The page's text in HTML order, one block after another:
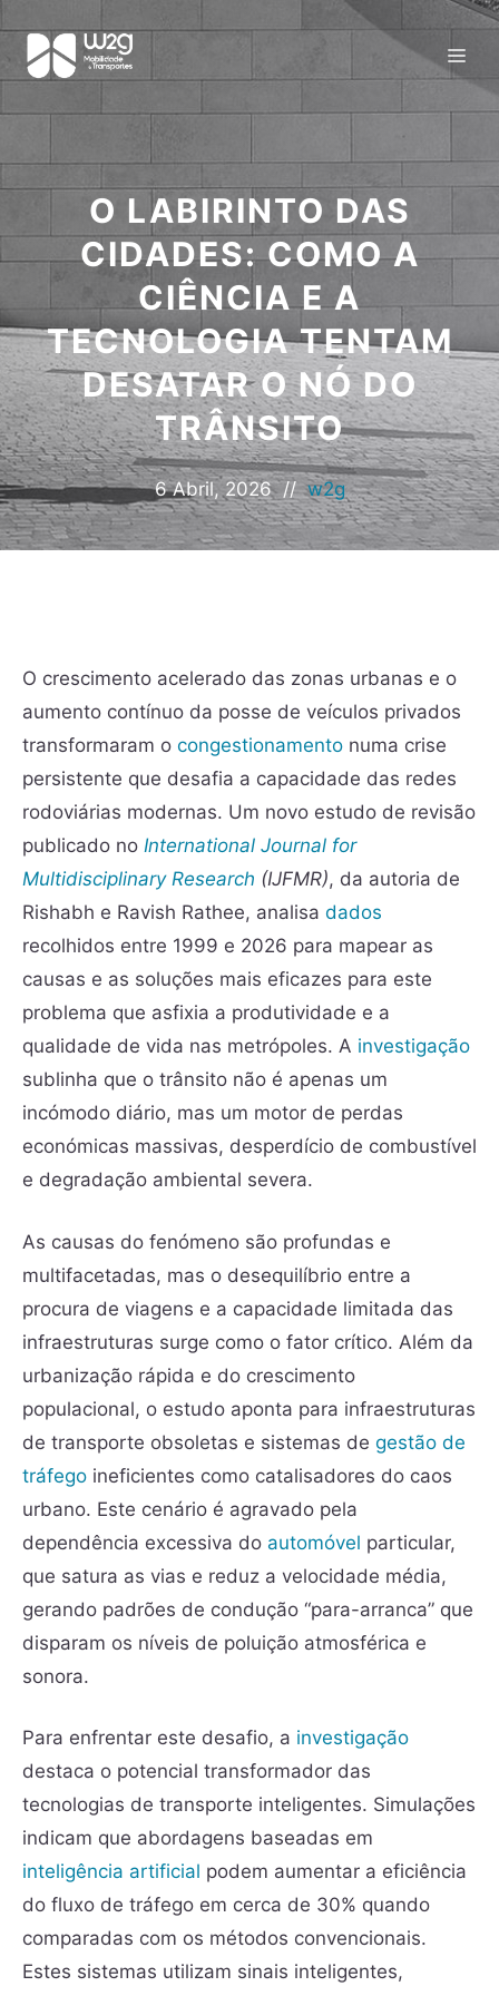
O LABIRINTO DAS
CIDADES: COMO A
CIÊNCIA E A
TECNOLOGIA TENTAM
DESATAR O NÓ DO
TRÂNSITO
6 Abril, 2026 // w2g
O crescimento acelerado das zonas urbanas e o
aumento contínuo da posse de veículos privados
transformaram o congestionamento numa crise
persistente que desafia a capacidade das redes
rodoviárias modernas. Um novo estudo de revisão
publicado no International Journal for
Multidisciplinary Research (IJFMR), da autoria de
Rishabh e Ravish Rathee, analisa dados
recolhidos entre 1999 e 2026 para mapear as
causas e as soluções mais eficazes para este
problema que asfixia a produtividade e a
qualidade de vida nas metrópoles. A investigação
sublinha que o trânsito não é apenas um
incómodo diário, mas um motor de perdas
económicas massivas, desperdício de combustível
e degradação ambiental severa.
As causas do fenómeno são profundas e
multifacetadas, mas o desequilíbrio entre a
procura de viagens e a capacidade limitada das
infraestruturas surge como o fator crítico. Além da
urbanização rápida e do crescimento
populacional, o estudo aponta para infraestruturas
de transporte obsoletas e sistemas de gestão de
tráfego ineficientes como catalisadores do caos
urbano. Este cenário é agravado pela
dependência excessiva do automóvel particular,
que satura as vias e reduz a velocidade média,
gerando padrões de condução “para-arranca” que
disparam os níveis de poluição atmosférica e
sonora.
Para enfrentar este desafio, a investigação
destaca o potencial transformador das
tecnologias de transporte inteligentes. Simulações
indicam que abordagens baseadas em
inteligência artificial podem aumentar a eficiência
do fluxo de tráfego em cerca de 30% quando
comparadas com os métodos convencionais.
Estes sistemas utilizam sinais inteligentes,